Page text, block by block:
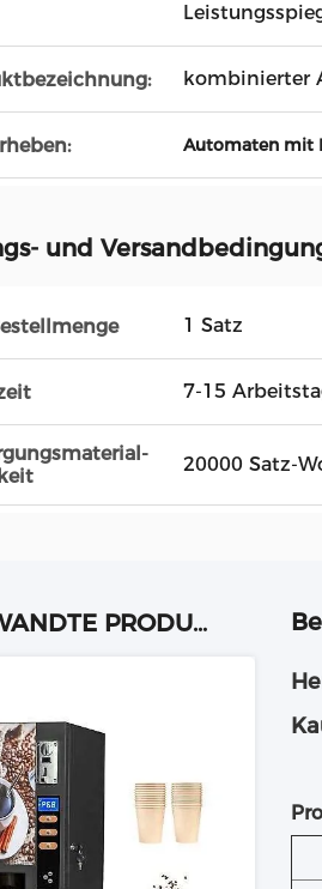
kombinierter
Automaten mit
und
1 Satz
7-15
20000 Satz-
VERWANDTE PRODUKTE